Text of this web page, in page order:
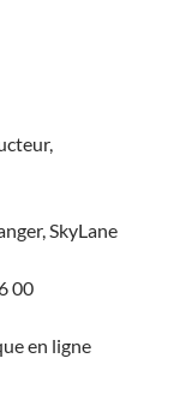
SkyLane
00
en ligne